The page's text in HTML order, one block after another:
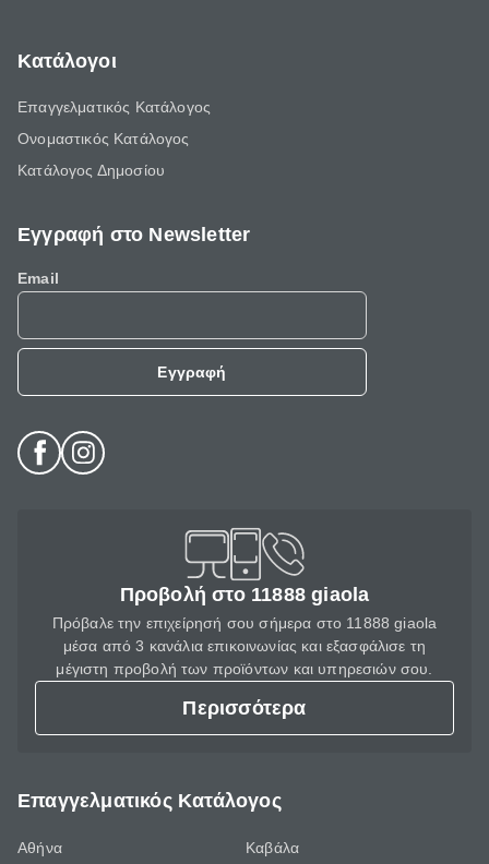
Κατάλογοι
Επαγγελματικός Κατάλογος
Ονομαστικός Κατάλογος
Κατάλογος Δημοσίου
Εγγραφή στο Newsletter
Email
Εγγραφή
Προβολή στο 11888 giaola
Πρόβαλε την επιχείρησή σου σήμερα στο 11888 giaola
μέσα από 3 κανάλια επικοινωνίας και εξασφάλισε τη
μέγιστη προβολή των προϊόντων και υπηρεσιών σου.
Περισσότερα
Επαγγελματικός Κατάλογος
Αθήνα
Καβάλα